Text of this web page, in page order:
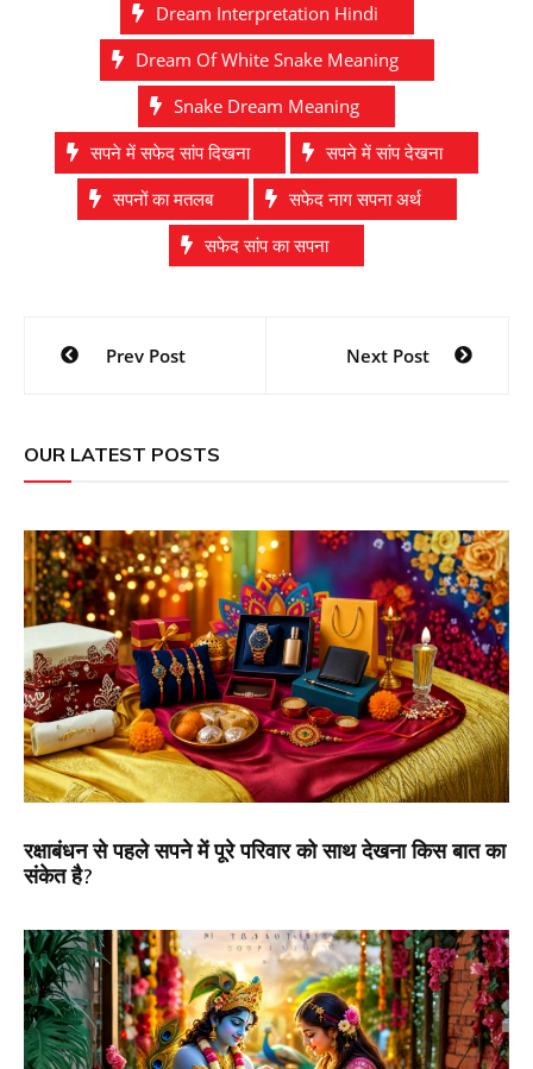
Dream Interpretation Hindi
Dream Of White Snake Meaning
Snake Dream Meaning
सपने में सफेद सांप दिखना
सपने में सांप देखना
सपनों का मतलब
सफेद नाग सपना अर्थ
सफेद सांप का सपना
Post
navigation
Prev Post Next Post
OUR LATEST POSTS
रक्षाबंधन से पहले सपने में पूरे परिवार को साथ देखना किस बात का
संकेत है?